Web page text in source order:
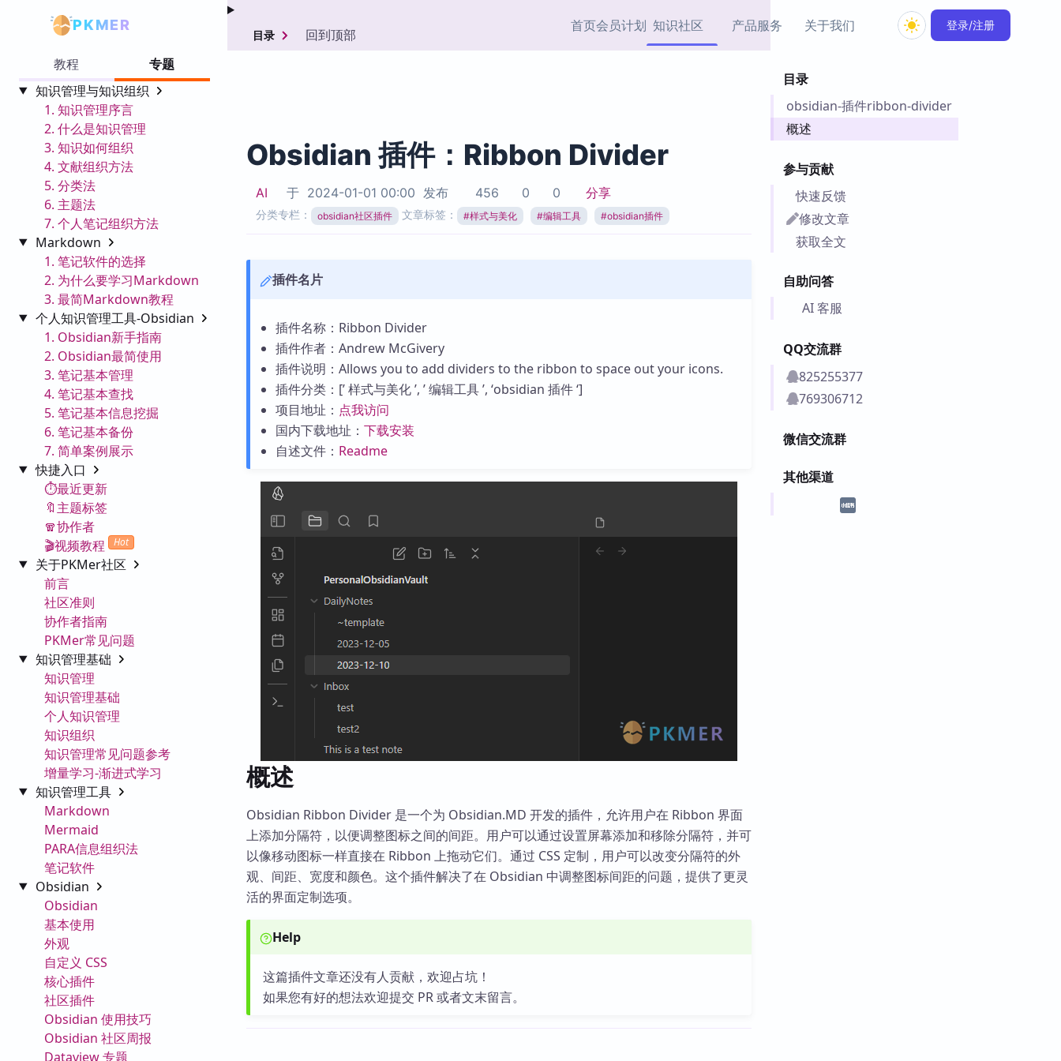
PKMER 首页会员计划 知识社区
协作者
热门链接Top5
产品服务
加速访问 Obsidian 官方
市场
Obsidian 思维导图插件
Zettelkasten 实践示例
Obsidian 教程
关于我们 登录/注册
教程
专题
知识管理与知识组织
1. 知识管理序言
2. 什么是知识管理
3. 知识如何组织
4. 文献组织方法
5. 分类法
6. 主题法
7. 个人笔记组织方法
Markdown
1. 笔记软件的选择
2. 为什么要学习Markdown
3. 最简Markdown教程
个人知识管理工具-Obsidian
1. Obsidian新手指南
2. Obsidian最简使用
3. 笔记基本管理
4. 笔记基本查找
5. 笔记基本信息挖掘
6. 笔记基本备份
7. 简单案例展示
快捷入口
⏱️最近更新
🔖主题标签
🧣协作者
🎬视频教程
Hot
关于PKMer社区
前言
社区准则
协作者指南
PKMer常见问题
知识管理基础
知识管理
知识管理基础
个人知识管理
知识组织
知识管理常见问题参考
增量学习-渐进式学习
知识管理工具
Markdown
Mermaid
PARA信息组织法
笔记软件
Obsidian
Obsidian
基本使用
外观
自定义 CSS
核心插件
社区插件
Obsidian 使用技巧
Obsidian 社区周报
Dataview 专题
目录
obsidian-插件ribbon-divider
概述
参与贡献
快速反馈
修改文章
获取全文
自助问答
AI 客服
QQ交流群
825255377
769306712
微信交流群
其他渠道
目录 回到顶部
Obsidian 插件：Ribbon Divider
AI 于 2024-01-01 00:00 发布 456 0 0 分享
分类专栏： obsidian社区插件 文章标签： #样式与美化 #编辑工具 #obsidian插件
插件名片
插件名称：Ribbon Divider
插件作者：Andrew McGivery
插件说明：Allows you to add dividers to the ribbon to space out your icons.
插件分类：[’ 样式与美化 ’, ’ 编辑工具 ’, ‘obsidian 插件 ‘]
项目地址： 点我访问
国内下载地址： 下载安装
自述文件： Readme
概述
Obsidian Ribbon Divider 是一个为 Obsidian.MD 开发的插件，允许用户在 Ribbon 界面
上添加分隔符，以便调整图标之间的间距。用户可以通过设置屏幕添加和移除分隔符，并可
以像移动图标一样直接在 Ribbon 上拖动它们。通过 CSS 定制，用户可以改变分隔符的外
观、间距、宽度和颜色。这个插件解决了在 Obsidian 中调整图标间距的问题，提供了更灵
活的界面定制选项。
Help
这篇插件文章还没有人贡献，欢迎占坑！
如果您有好的想法欢迎提交 PR 或者文末留言。